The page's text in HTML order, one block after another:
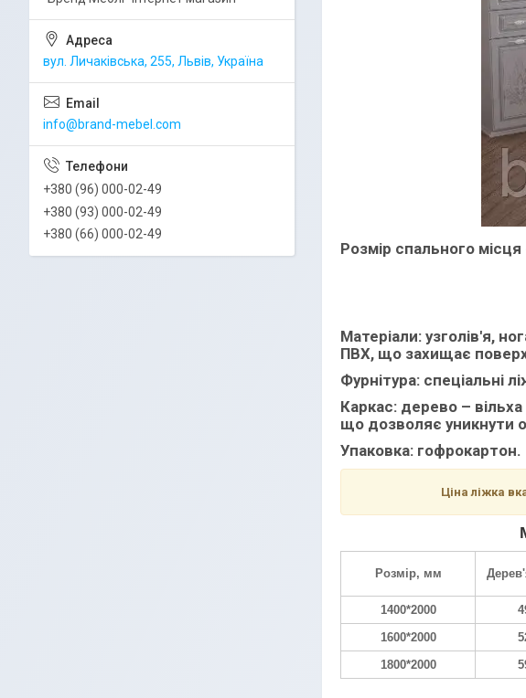
Розмір спального місця
Матеріали: узголів'я,
ПВХ, що захищає
Фурнітура: спеціальні
Каркас: дерево –
що дозволяє уникнути
Упаковка: гофрокартон.
Ціна ліжка
Розмір, мм
1400*2000
1600*2000
1800*2000
вул. Личаківська, 255, Львів, Україна
info@brand-mebel.com
+380 (96) 000-02-49
+380 (93) 000-02-49
+380 (66) 000-02-49